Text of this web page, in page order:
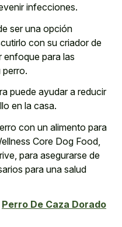
infecciones.
ser una opción
con su criador de
enfoque para las
puede ayudar a reducir
en la casa.
con un alimento para
Core Dog Food,
para asegurarse de
para una salud
Perro De Caza Dorado